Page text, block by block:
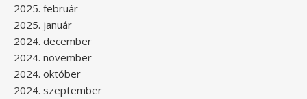
2025. február
2025. január
2024. december
2024. november
2024. október
2024. szeptember